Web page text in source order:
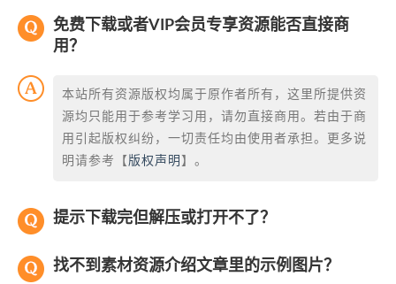
免费下载或者VIP会员专享资源能否直接商
用？
本站所有资源版权均属于原作者所有，这里所提供资
源均只能用于参考学习用，请勿直接商用。若由于商
用引起版权纠纷，一切责任均由使用者承担。更多说
明请参考【 版权声明 】。
提示下载完但解压或打开不了？
找不到素材资源介绍文章里的示例图片？